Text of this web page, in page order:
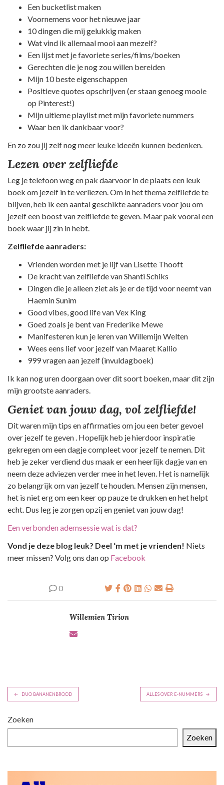
Een bucketlist maken
Voornemens voor het nieuwe jaar
10 dingen die mij gelukkig maken
Wat vind ik allemaal mooi aan mezelf?
Een lijst met je favoriete series/films/boeken
Gerechten die je nog zou willen bereiden
Mijn 10 beste eigenschappen
Positieve quotes opschrijven (er staan genoeg mooie
op Pinterest!)
Mijn ultieme playlist met mijn favoriete nummers
Waar ben ik dankbaar voor?
En zo zou jij zelf nog meer leuke ideeën kunnen bedenken.
Lezen over zelfliefde
Leg je telefoon weg en pak daarvoor in de plaats een leuk
boek om jezelf in te verliezen. Om in het thema zelfliefde te
blijven, heb ik een aantal geschikte aanraders voor jou om
jezelf een boost van zelfliefde te geven. Maar pak vooral een
boek waar jij zin in hebt.
Zelfliefde aanraders:
Vrienden worden met je lijf van Lisette Thooft
De kracht van zelfliefde van Shanti Schiks
Dingen die je alleen ziet als je er de tijd voor neemt van
Haemin Sunim
Good vibes, good life van Vex King
Goed zoals je bent van Frederike Mewe
Manifesteren kun je leren van Willemijn Welten
Wees eens lief voor jezelf van Maaret Kallio
999 vragen aan jezelf (invuldagboek)
Ik kan nog uren doorgaan over dit soort boeken, maar dit zijn
mijn grootste aanraders.
Geniet van jouw dag, vol zelfliefde!
Dit waren mijn tips en affirmaties om jou een beter gevoel
over jezelf te geven . Hopelijk heb je hierdoor inspiratie
gekregen om een dagje compleet voor jezelf te nemen. Dit
heb je zeker verdiend dus maak er een heerlijk dagje van en
neem deze adviezen verder mee in het leven. Het is namelijk
zo belangrijk om van jezelf te houden. Mensen zijn mensen,
het is niet erg om een keer op pauze te drukken en het helpt
echt. Dus leg je zorgen opzij en geniet van jouw dag!
Een verbonden ademsessie wat is dat?
Vond je deze blog leuk? Deel ‘m met je vrienden! Niets
meer missen? Volg ons dan op Facebook
0
Willemien Tirion
B
r
c
DUO BANANENBROOD ALLES OVER E-NUMMERS
Zoeken
Zoeken